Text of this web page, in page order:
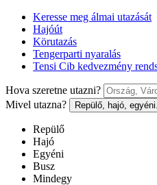
Keresse meg álmai utazását
Hajóút
Körutazás
Tengerparti nyaralás
Tensi Cib kedvezmény
Hova szeretne utazni?
Mivel utazna?
Repülő, hajó,
Repülő
Hajó
Egyéni
Busz
Mindegy